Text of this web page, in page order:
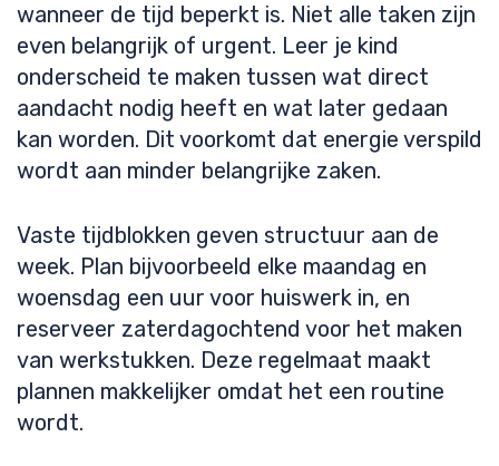
wanneer de tijd beperkt is. Niet alle taken zijn
even belangrijk of urgent. Leer je kind
onderscheid te maken tussen wat direct
aandacht nodig heeft en wat later gedaan
kan worden. Dit voorkomt dat energie verspild
wordt aan minder belangrijke zaken.
Vaste tijdblokken geven structuur aan de
week. Plan bijvoorbeeld elke maandag en
woensdag een uur voor huiswerk in, en
reserveer zaterdagochtend voor het maken
van werkstukken. Deze regelmaat maakt
plannen makkelijker omdat het een routine
wordt.